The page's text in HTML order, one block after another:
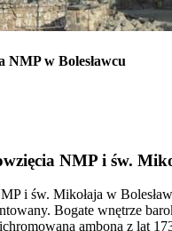
w Bolesławcu
NMP i św.
i św. Mikołaja w
Bogate wnętrze
ambona z lat